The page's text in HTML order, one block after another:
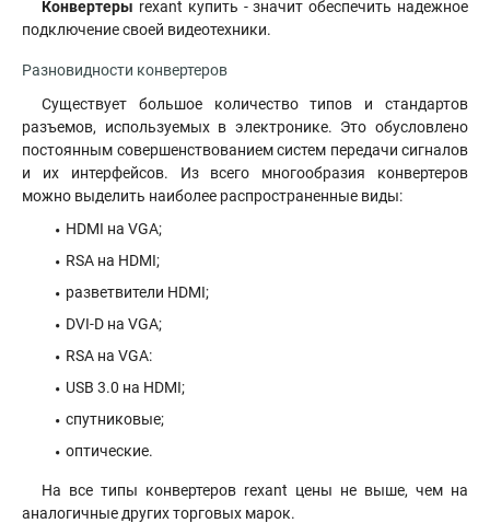
Конвертеры rexant купить - значит обеспечить надежное
подключение своей видеотехники.
Разновидности конвертеров
Существует большое количество типов и стандартов
разъемов, используемых в электронике. Это обусловлено
постоянным совершенствованием систем передачи сигналов
и их интерфейсов. Из всего многообразия конвертеров
можно выделить наиболее распространенные виды:
HDMI на VGA;
RSA на HDMI;
разветвители HDMI;
DVI-D на VGA;
RSA на VGA:
USB 3.0 на HDMI;
спутниковые;
оптические.
На все типы конвертеров rexant цены не выше, чем на
аналогичные других торговых марок.